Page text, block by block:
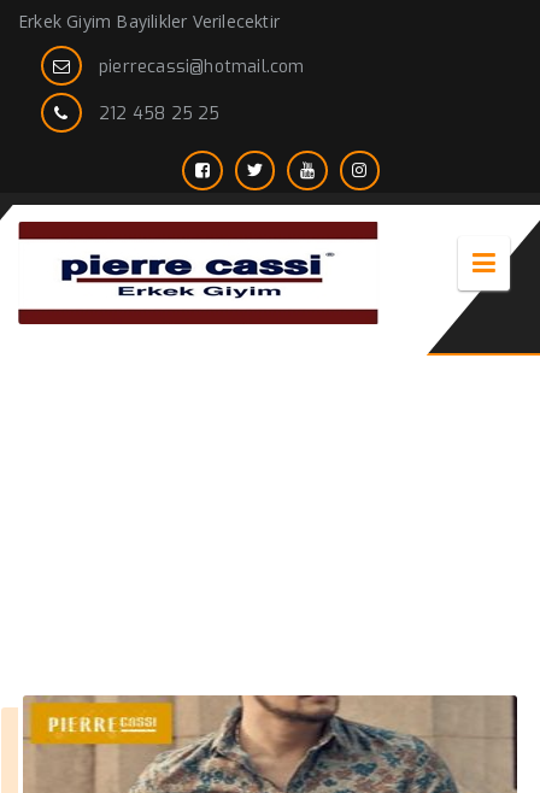
Erkek Giyim Bayilikler Verilecektir
pierrecassi@hotmail.com
212 458 25 25